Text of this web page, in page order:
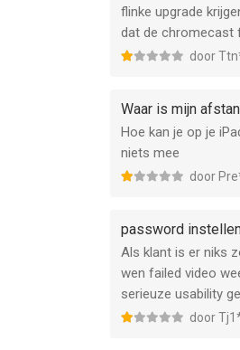
flinke upgrade
dat de chromecast
door
Waar is mijn
Hoe kan je op je
niets mee
door
password
Als klant is er niks
wen failed video
serieuze usability
door